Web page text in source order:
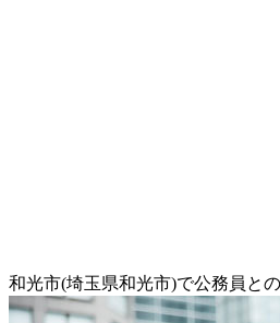
和光市(埼玉県和光市)で公務員と